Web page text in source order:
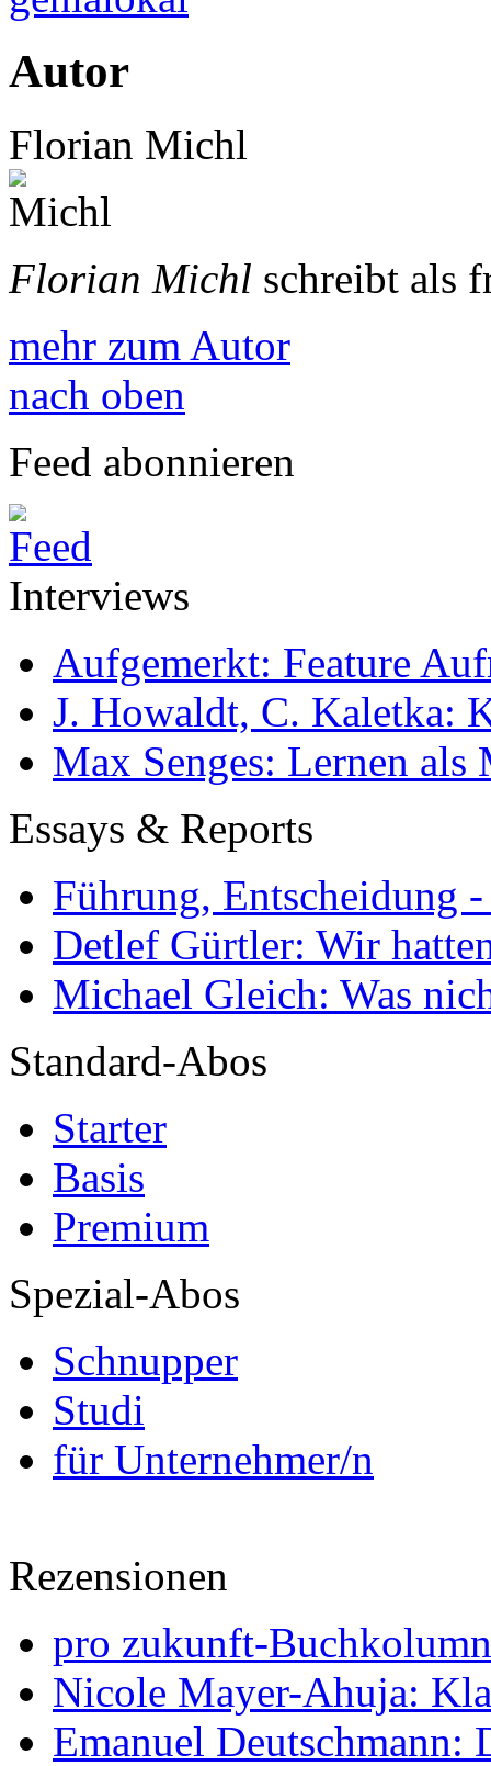
Autor
Florian Michl
Florian Michl schreibt als
mehr zum Autor
nach oben
Feed abonnieren
Interviews
Aufgemerkt: Feature
J. Howaldt, C. Kaletka:
Max Senges: Lernen als
Essays & Reports
Führung, Entscheidung
Detlef Gürtler: Wir
Michael Gleich: Was
Standard-Abos
Starter
Basis
Premium
Spezial-Abos
Schnupper
Studi
für Unternehmer/n
Rezensionen
pro zukunft-
Nicole Mayer-Ahuja:
Emanuel Deutschmann: